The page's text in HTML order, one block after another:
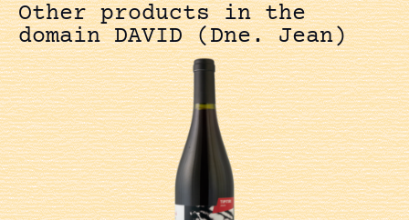
Other products in the
domain DAVID (Dne. Jean)